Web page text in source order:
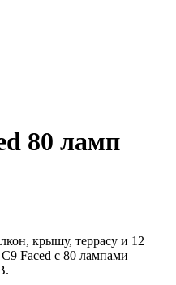
80 ламп
крышу, террасу и 12
Faced с 80 лампами